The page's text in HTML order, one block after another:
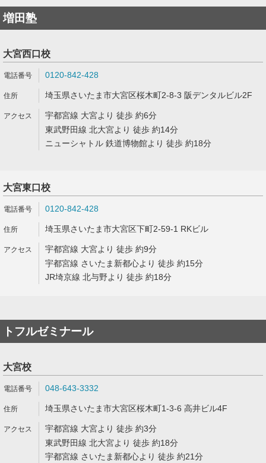
増田塾
大宮西口校
0120-842-428
埼玉県さいたま市大宮区桜木町2-8-3 阪デンタルビル2F
宇都宮線 大宮より 徒歩 約6分
東武野田線 北大宮より 徒歩 約14分
ニューシャトル 鉄道博物館より 徒歩 約18分
大宮東口校
0120-842-428
埼玉県さいたま市大宮区下町2-59-1 RKビル
宇都宮線 大宮より 徒歩 約9分
宇都宮線 さいたま新都心より 徒歩 約15分
JR埼京線 北与野より 徒歩 約18分
トフルゼミナール
大宮校
048-643-3332
埼玉県さいたま市大宮区桜木町1-3-6 高井ビル4F
宇都宮線 大宮より 徒歩 約3分
東武野田線 北大宮より 徒歩 約18分
宇都宮線 さいたま新都心より 徒歩 約21分